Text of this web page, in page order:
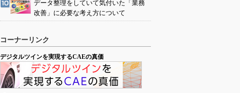
データ整理をしていて気付いた「業務
改善」に必要な考え方について
コーナーリンク
デジタルツインを実現するCAEの真価